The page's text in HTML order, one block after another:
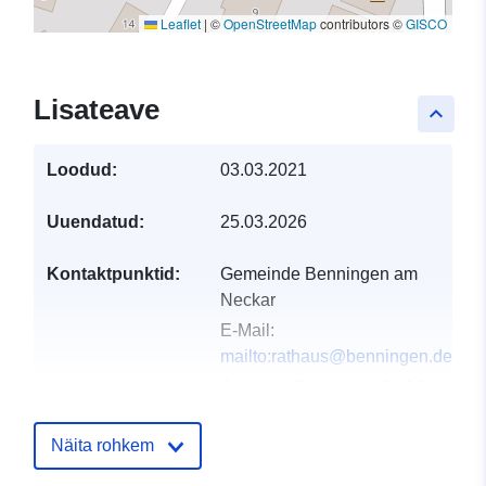
Leaflet | ©OpenStreetMapcontributors ©GISCO
keyboard_arrow_up
Lisateave
Loodud: 03.03.2021
Uuendatud: 25.03.2026
Kontaktpunktid:
Gemeinde Benningen am
Neckar
E-Mail:
mailto:rathaus@benningen.de
Näita rohkem